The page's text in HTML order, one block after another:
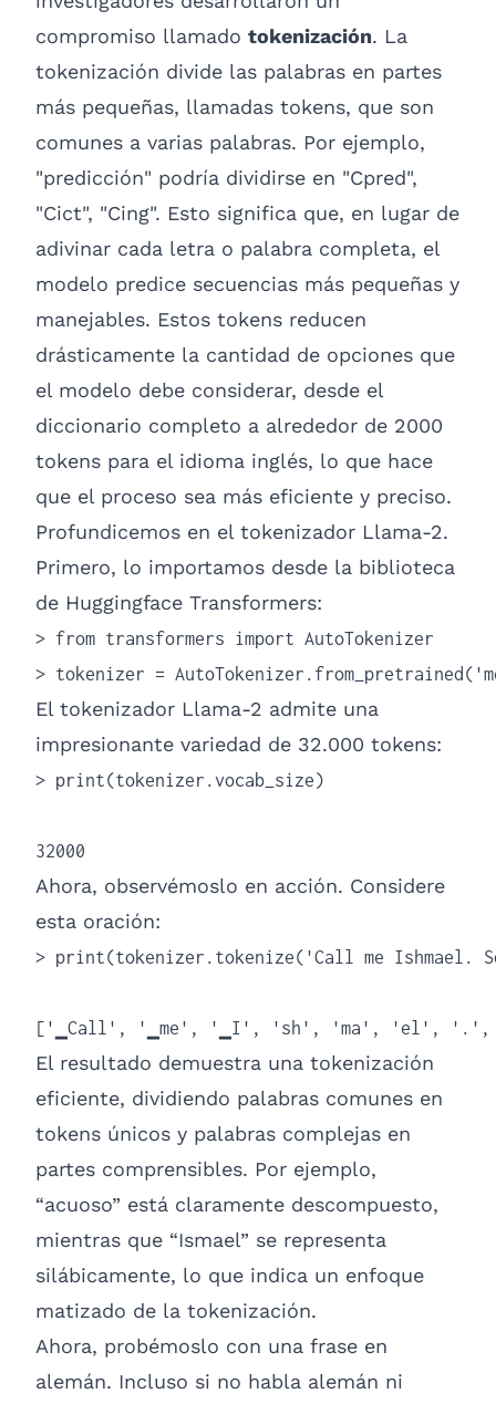
compromiso llamado tokenización. La
tokenización divide las palabras en partes
más pequeñas, llamadas tokens, que son
comunes a varias palabras. Por ejemplo,
"predicción" podría dividirse en "Cpred",
"Cict", "Cing". Esto significa que, en lugar de
adivinar cada letra o palabra completa, el
modelo predice secuencias más pequeñas y
manejables. Estos tokens reducen
drásticamente la cantidad de opciones que
el modelo debe considerar, desde el
diccionario completo a alrededor de 2000
tokens para el idioma inglés, lo que hace
que el proceso sea más eficiente y preciso.
Profundicemos en el tokenizador Llama-2.
Primero, lo importamos desde la biblioteca
de Huggingface Transformers:
> from transformers import AutoTokenizer
> tokenizer =
El tokenizador Llama-2 admite una
impresionante variedad de 32.000 tokens:
> print(tokenizer.vocab_size)
32000
Ahora, observémoslo en acción. Considere
esta oración:
> print(tokenizer.tokenize('Call me Ishmael.
['▁Call', '▁me', '▁I', 'sh', 'ma', 'el', '.',
El resultado demuestra una tokenización
eficiente, dividiendo palabras comunes en
tokens únicos y palabras complejas en
partes comprensibles. Por ejemplo,
“acuoso” está claramente descompuesto,
mientras que “Ismael” se representa
silábicamente, lo que indica un enfoque
matizado de la tokenización.
Ahora, probémoslo con una frase en
alemán. Incluso si no habla alemán ni